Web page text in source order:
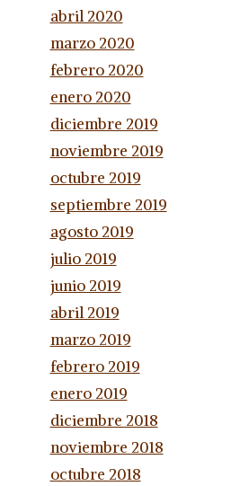
abril 2020
marzo 2020
febrero 2020
enero 2020
diciembre 2019
noviembre 2019
octubre 2019
septiembre 2019
agosto 2019
julio 2019
junio 2019
abril 2019
marzo 2019
febrero 2019
enero 2019
diciembre 2018
noviembre 2018
octubre 2018